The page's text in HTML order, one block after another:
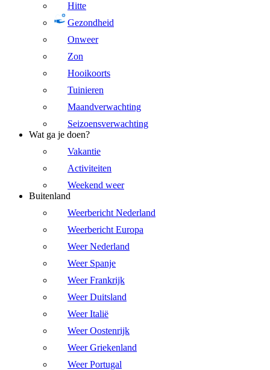
Hitte
Gezondheid
Onweer
Zon
Hooikoorts
Tuinieren
Maandverwachting
Seizoensverwachting
Wat ga je doen?
Vakantie
Activiteiten
Weekend weer
Buitenland
Weerbericht Nederland
Weerbericht Europa
Weer Nederland
Weer Spanje
Weer Frankrijk
Weer Duitsland
Weer Italië
Weer Oostenrijk
Weer Griekenland
Weer Portugal